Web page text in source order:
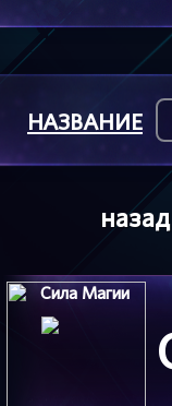
назад
НАЗВАНИЕ